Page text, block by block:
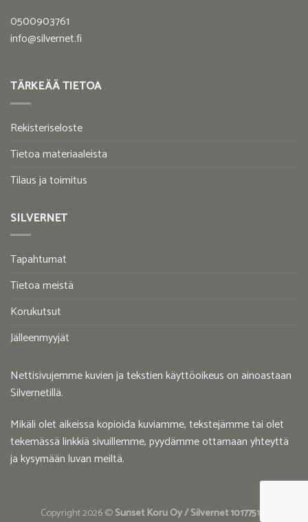
0500903761
info@silvernet.fi
TÄRKEÄÄ TIETOA
Rekisteriseloste
Tietoa materiaaleista
Tilaus ja toimitus
SILVERNET
Tapahtumat
Tietoa meistä
Korukutsut
Jälleenmyyjät
Nettisivujemme kuvien ja tekstien käyttöoikeus on ainoastaan
Silvernetillä.
Mikäli olet aikeissa kopioida kuviamme, tekstejämme tai olet
tekemässä linkkiä sivuillemme, pyydämme ottamaan yhteyttä
ja kysymään luvan meiltä.
Copyright 2026 ©Sunset Koru Oy / Silvernet 1017751-2